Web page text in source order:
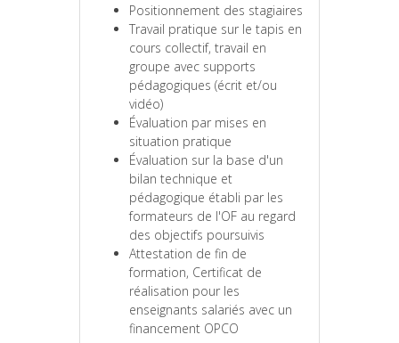
Positionnement des stagiaires
Travail pratique sur le tapis en
cours collectif, travail en
groupe avec supports
pédagogiques (écrit et/ou
vidéo)
Évaluation par mises en
situation pratique
Évaluation sur la base d'un
bilan technique et
pédagogique établi par les
formateurs de l'OF au regard
des objectifs poursuivis
Attestation de fin de
formation, Certificat de
réalisation pour les
enseignants salariés avec un
financement OPCO